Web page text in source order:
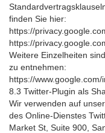
finden Sie hier:
https://
https://
Weitere Einzelheiten
zu entnehmen:
https://
8.3 Twitter-Plugin als
Wir verwenden auf
des Online-Dienstes
Market St, Suite 900,